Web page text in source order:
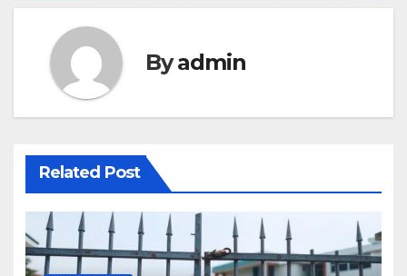
Byadmin
Related Post